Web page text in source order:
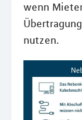
wenn
nutzen.